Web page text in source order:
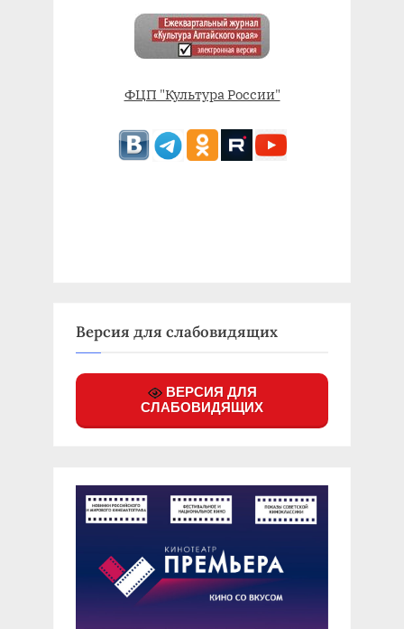
ФЦП "Культура России"
Версия для слабовидящих
ВЕРСИЯ ДЛЯ
СЛАБОВИДЯЩИХ